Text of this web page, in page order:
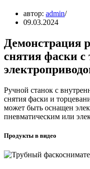
автор: admin
09.03.2024
Демонстрация
снятия фаски с
Ручной станок с
снятия фаски и
может быть оснащен
пневматическим или
Продукты в видео